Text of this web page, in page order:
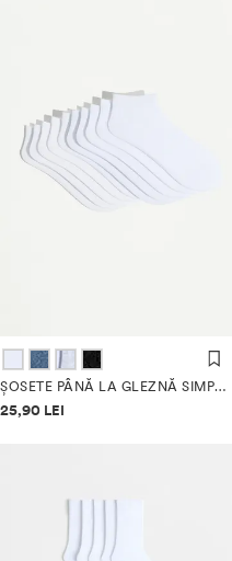
ȘOSETE PÂNĂ LA GLEZNĂ SIMPLE (PACK 10)
Informații despre prețuri
25,90 LEI